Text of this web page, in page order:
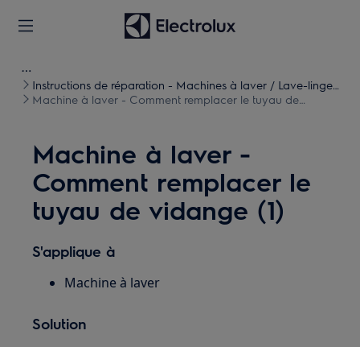
Instructions de réparation - Machines à laver / Lave-linge
séchants
Machine à laver - Comment remplacer le tuyau de
Machine à laver -
Comment remplacer le
tuyau de vidange (1)
S'applique à
Machine à laver
Solution